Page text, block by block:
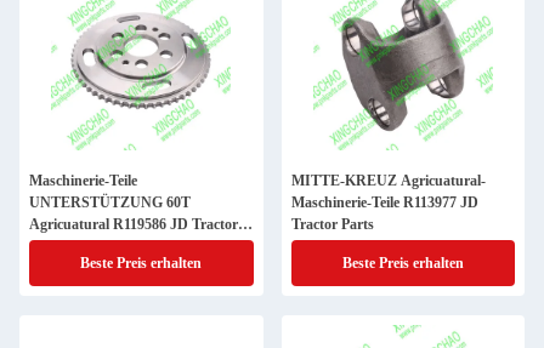
Maschinerie-Teile
UNTERSTÜTZUNG 60T
Agricuatural R119586 JD Tractor
Parts
Beste Preis erhalten
MITTE-KREUZ Agricuatural-
Maschinerie-Teile R113977 JD
Tractor Parts
Beste Preis erhalten